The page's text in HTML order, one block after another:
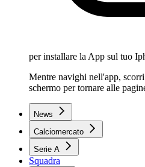
per installare la App sul tuo
Mentre navighi nell'app,
schermo per tornare alle
News
Calciomercato
Serie A
Squadra